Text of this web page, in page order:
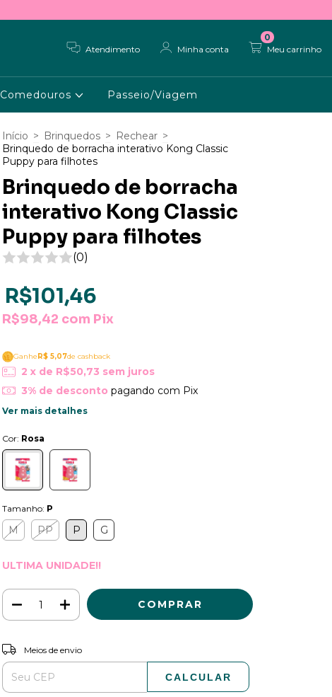
Atendimento Minha conta Meu carrinho
0
Comedouros Passeio/Viagem
Início > Brinquedos > Rechear >
Brinquedo de borracha interativo Kong Classic
Puppy para filhotes
Brinquedo de borracha
interativo Kong Classic
Puppy para filhotes
(0)
R$101,46
R$98,42 com Pix
GanheR$ 5,07de cashback
2 x de R$50,73 sem juros
3% de desconto pagando com Pix
Ver mais detalhes
Cor: Rosa
Tamanho: P
M PP P G
ULTIMA UNIDADE!!
Entregas para o CEP:
Meios de envio
CALCULAR